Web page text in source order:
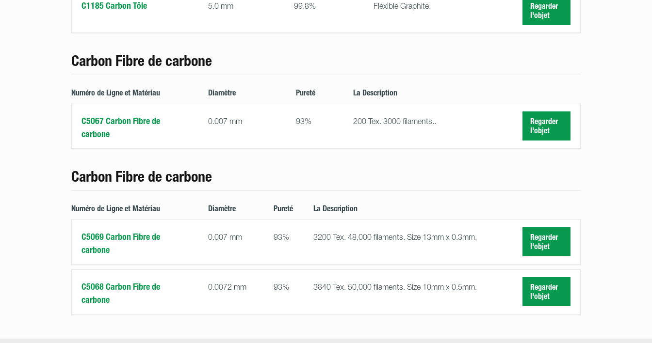
C1185 Carbon Tôle 5.0 mm 99.8% Flexible Graphite.
Regarder
l'objet
Carbon Fibre de carbone
Numéro de Ligne et Matériau Diamètre Pureté La Description
C5067 Carbon Fibre de
carbone
0.007 mm 93% 200 Tex. 3000 filaments..
Regarder
l'objet
Carbon Fibre de carbone
Numéro de Ligne et Matériau Diamètre Pureté La Description
C5069 Carbon Fibre de
carbone
0.007 mm 93% 3200 Tex. 48,000 filaments. Size 13mm x 0.3mm.
Regarder
l'objet
C5068 Carbon Fibre de
carbone
0.0072 mm 93% 3840 Tex. 50,000 filaments. Size 10mm x 0.5mm.
Regarder
l'objet